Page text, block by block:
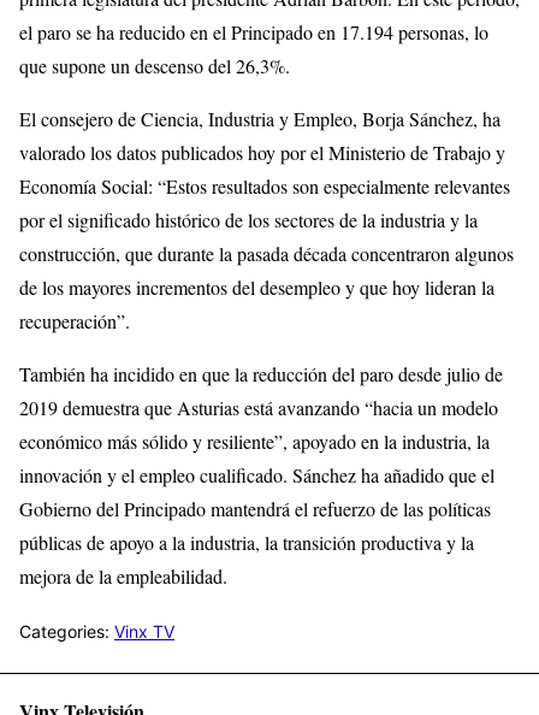
el paro se ha reducido en el Principado en 17.194 personas, lo
que supone un descenso del 26,3%.
El consejero de Ciencia, Industria y Empleo, Borja Sánchez, ha
valorado los datos publicados hoy por el Ministerio de Trabajo y
Economía Social: “Estos resultados son especialmente relevantes
por el significado histórico de los sectores de la industria y la
construcción, que durante la pasada década concentraron algunos
de los mayores incrementos del desempleo y que hoy lideran la
recuperación”.
También ha incidido en que la reducción del paro desde julio de
2019 demuestra que Asturias está avanzando “hacia un modelo
económico más sólido y resiliente”, apoyado en la industria, la
innovación y el empleo cualificado. Sánchez ha añadido que el
Gobierno del Principado mantendrá el refuerzo de las políticas
públicas de apoyo a la industria, la transición productiva y la
mejora de la empleabilidad.
Categories: Vinx TV